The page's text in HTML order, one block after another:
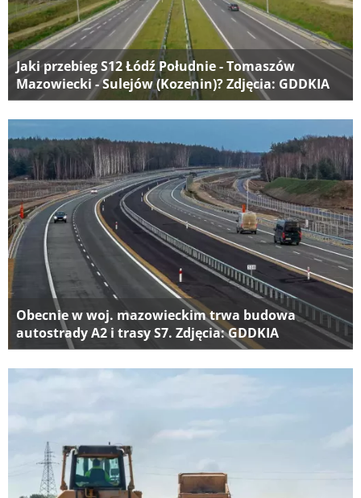
Jaki przebieg S12 Łódź Południe - Tomaszów
Mazowiecki - Sulejów (Kozenin)? Zdjęcia: GDDKIA
Obecnie w woj. mazowieckim trwa budowa
autostrady A2 i trasy S7. Zdjęcia: GDDKIA